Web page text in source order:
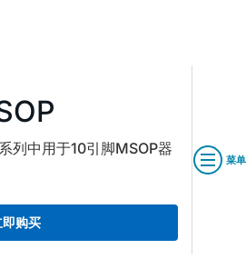
列中用于10引脚MSOP器
即购买
菜单